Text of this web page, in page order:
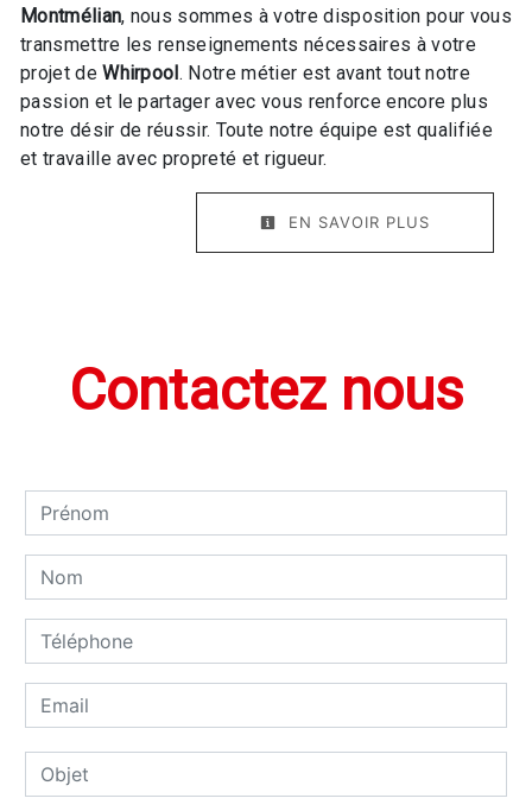
Montmélian, nous sommes à votre disposition pour vous
transmettre les renseignements nécessaires à votre
projet deWhirpool. Notre métier est avant tout notre
passion et le partager avec vous renforce encore plus
notre désir de réussir. Toute notre équipe est qualifiée
et travaille avec propreté et rigueur.
EN SAVOIR PLUS
Contactez nous